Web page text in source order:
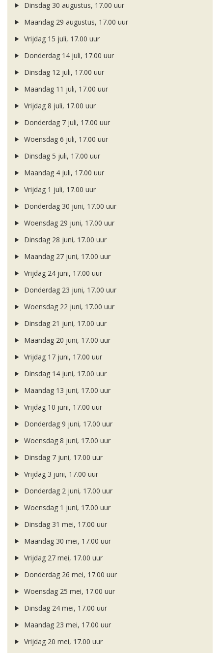
Dinsdag 30 augustus, 17.00 uur
Maandag 29 augustus, 17.00 uur
Vrijdag 15 juli, 17.00 uur
Donderdag 14 juli, 17.00 uur
Dinsdag 12 juli, 17.00 uur
Maandag 11 juli, 17.00 uur
Vrijdag 8 juli, 17.00 uur
Donderdag 7 juli, 17.00 uur
Woensdag 6 juli, 17.00 uur
Dinsdag 5 juli, 17.00 uur
Maandag 4 juli, 17.00 uur
Vrijdag 1 juli, 17.00 uur
Donderdag 30 juni, 17.00 uur
Woensdag 29 juni, 17.00 uur
Dinsdag 28 juni, 17.00 uur
Maandag 27 juni, 17.00 uur
Vrijdag 24 juni, 17.00 uur
Donderdag 23 juni, 17.00 uur
Woensdag 22 juni, 17.00 uur
Dinsdag 21 juni, 17.00 uur
Maandag 20 juni, 17.00 uur
Vrijdag 17 juni, 17.00 uur
Dinsdag 14 juni, 17.00 uur
Maandag 13 juni, 17.00 uur
Vrijdag 10 juni, 17.00 uur
Donderdag 9 juni, 17.00 uur
Woensdag 8 juni, 17.00 uur
Dinsdag 7 juni, 17.00 uur
Vrijdag 3 juni, 17.00 uur
Donderdag 2 juni, 17.00 uur
Woensdag 1 juni, 17.00 uur
Dinsdag 31 mei, 17.00 uur
Maandag 30 mei, 17.00 uur
Vrijdag 27 mei, 17.00 uur
Donderdag 26 mei, 17.00 uur
Woensdag 25 mei, 17.00 uur
Dinsdag 24 mei, 17.00 uur
Maandag 23 mei, 17.00 uur
Vrijdag 20 mei, 17.00 uur